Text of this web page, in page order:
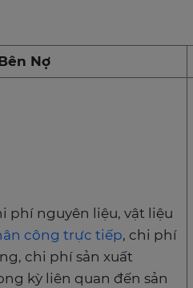
Nợ
phí nguyên liệu, vật liệu
công trực tiếp, chi phí
chi phí sản xuất
kỳ liên quan đến sản